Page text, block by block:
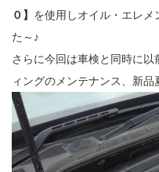
０】 を使用しオイル・エレメ
た～♪
さらに今回は車検と同時に
ィングのメンテナンス、新